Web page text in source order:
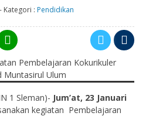
- Kategori : Pendidikan
1 Sleman)- Jum’at, 23 Januari
kegiatan Pembelajaran